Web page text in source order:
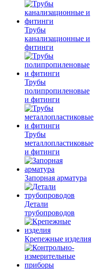
Трубы
канализационные и
фитинги
Трубы
полипропиленовые
и фитинги
Трубы
металлопластиковые
и фитинги
Запорная арматура
Детали
трубопроводов
Крепежные изделия